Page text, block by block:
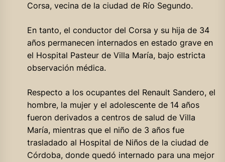
Corsa, vecina de la ciudad de Río Segundo.
En tanto, el conductor del Corsa y su hija de 34
años permanecen internados en estado grave en
el Hospital Pasteur de Villa María, bajo estricta
observación médica.
Respecto a los ocupantes del Renault Sandero, el
hombre, la mujer y el adolescente de 14 años
fueron derivados a centros de salud de Villa
María, mientras que el niño de 3 años fue
trasladado al Hospital de Niños de la ciudad de
Córdoba, donde quedó internado para una mejor